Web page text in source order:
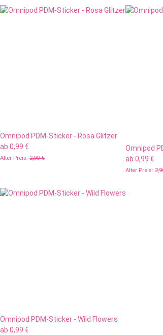
Omnipod PDM-Sticker - Rosa Glitzer
ab 0,99 €
Alter Preis: 2,90 €
Omnipod
ab 0,99 €
Alter Preis:
Omnipod PDM-Sticker - Wild Flowers
ab 0,99 €